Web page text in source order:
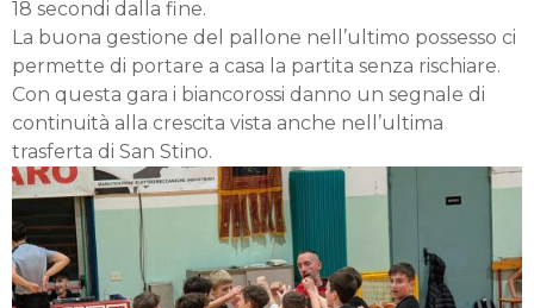
18 secondi dalla fine.
La buona gestione del pallone nell’ultimo possesso ci
permette di portare a casa la partita senza rischiare.
Con questa gara i biancorossi danno un segnale di
continuità alla crescita vista anche nell’ultima
trasferta di San Stino.